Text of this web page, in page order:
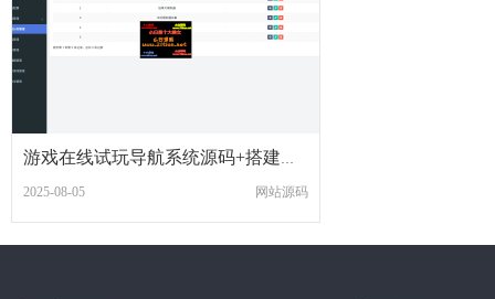
2025-08-05 网站源码